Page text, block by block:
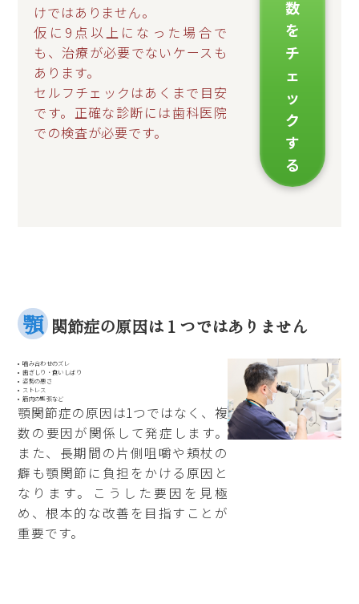
けではありません。
仮に9点以上になった場合で
も、治療が必要でないケースも
あります。
セルフチェックはあくまで目安
です。正確な診断には歯科医院
での検査が必要です。
数
を
チ
ェ
ッ
ク
す
る
顎 関節症の原因は１つではありません
噛み合わせのズレ
歯ぎしり・食いしばり
姿勢の悪さ
ストレス
筋肉の緊張など
顎関節症の原因は1つではなく、複
数の要因が関係して発症します。
また、長期間の片側咀嚼や頬杖の
癖も顎関節に負担をかける原因と
なります。こうした要因を見極
め、根本的な改善を目指すことが
重要です。